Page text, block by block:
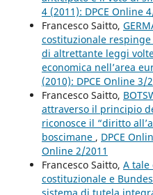
4 (2011): DPCE Online
Francesco Saitto,
costituzionale
di altrettante leggi
economica nell’area
(2010): DPCE Online 3/
Francesco Saitto,
attraverso il principio
riconosce il “diritto
boscimane , DPCE
Online 2/2011
Francesco Saitto, A tale
costituzionale e